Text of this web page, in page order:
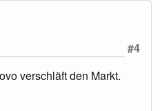
#4
verschläft den Markt.